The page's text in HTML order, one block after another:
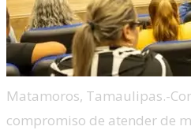
Matamoros, Tamaulipas.-
compromiso de atender de